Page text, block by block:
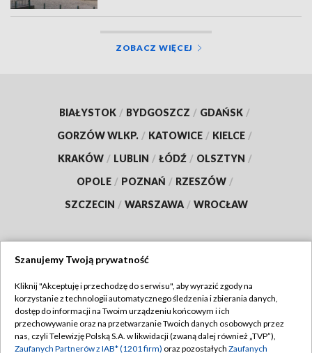
ZOBACZ WIĘCEJ
BIAŁYSTOK / BYDGOSZCZ / GDAŃSK /
GORZÓW WLKP. / KATOWICE / KIELCE /
KRAKÓW / LUBLIN / ŁÓDŹ / OLSZTYN /
OPOLE / POZNAŃ / RZESZÓW /
SZCZECIN / WARSZAWA / WROCŁAW
TVP
Abonament TVP
Emisja w TVP
Regulamin TVP
Polityka prywatności
Szanujemy Twoją prywatność
Kliknij "Akceptuję i przechodzę do serwisu", aby wyrazić zgody na
korzystanie z technologii automatycznego śledzenia i zbierania danych,
dostęp do informacji na Twoim urządzeniu końcowym i ich
przechowywanie oraz na przetwarzanie Twoich danych osobowych przez
nas, czyli Telewizję Polską S.A. w likwidacji (zwaną dalej również „TVP”),
Zaufanych Partnerów z IAB* (1201 firm) oraz pozostałych Zaufanych